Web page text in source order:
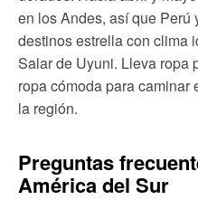
en los Andes, así que Perú
destinos estrella con clima
Salar de Uyuni. Lleva ropa
ropa cómoda para caminar
la región.
Preguntas
América del Sur